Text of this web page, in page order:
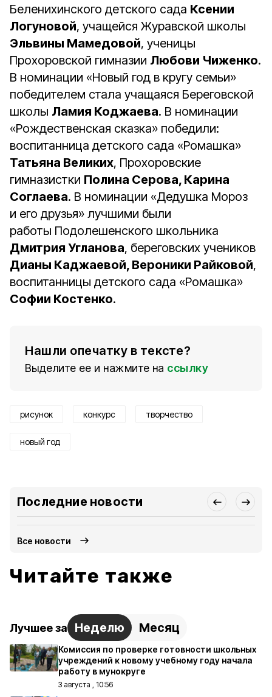
Беленихинского детского сада Ксении
Логуновой, учащейся Журавской школы
Эльвины Мамедовой, ученицы
Прохоровской гимназии Любови Чиженко.
В номинации «Новый год в кругу семьи»
победителем стала учащаяся Береговской
школы Ламия Коджаева. В номинации
«Рождественская сказка» победили:
воспитанница детского сада «Ромашка»
Татьяна Великих, Прохоровские
гимназистки Полина Серова, Карина
Соглаева. В номинации «Дедушка Мороз
и его друзья» лучшими были
работы Подолешенского школьника
Дмитрия Угланова, береговских учеников
Дианы Каджаевой, Вероники Райковой,
воспитанницы детского сада «Ромашка»
Софии Костенко.
Нашли опечатку в тексте?
Выделите ее и нажмите на ссылку
рисунок конкурс творчество
новый год
Последние новости
Все новости
Читайте также
Лучшее за Неделю Месяц
Комиссия по проверке готовности школьных
учреждений к новому учебному году начала
работу в мунокруге
3 августа , 10:56